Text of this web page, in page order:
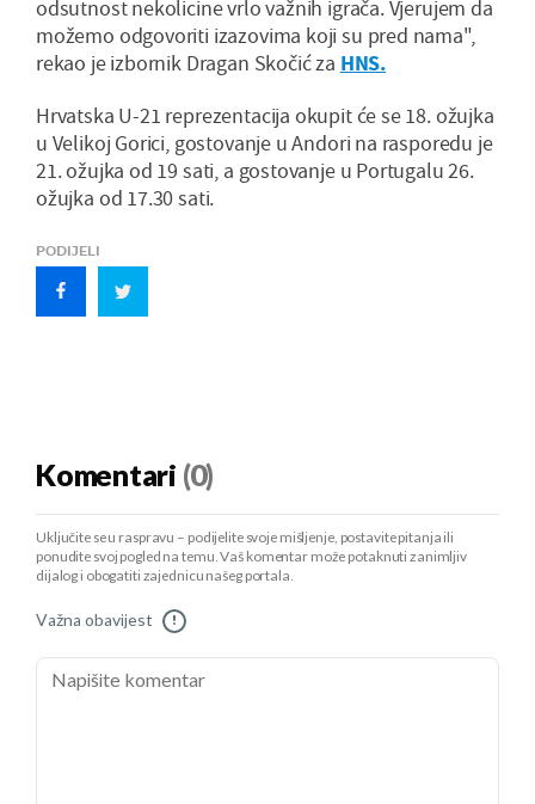
odsutnost nekolicine vrlo važnih igrača. Vjerujem da
možemo odgovoriti izazovima koji su pred nama",
rekao je izbornik Dragan Skočić za HNS.
Hrvatska U-21 reprezentacija okupit će se 18. ožujka
u Velikoj Gorici, gostovanje u Andori na rasporedu je
21. ožujka od 19 sati, a gostovanje u Portugalu 26.
ožujka od 17.30 sati.
PODIJELI
Komentari (0)
Uključite se u raspravu – podijelite svoje mišljenje, postavite pitanja ili
ponudite svoj pogled na temu. Vaš komentar može potaknuti zanimljiv
dijalog i obogatiti zajednicu našeg portala.
Važna obavijest !